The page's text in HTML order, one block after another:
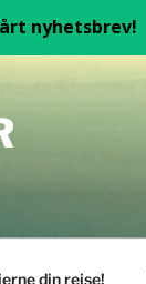
din reise!